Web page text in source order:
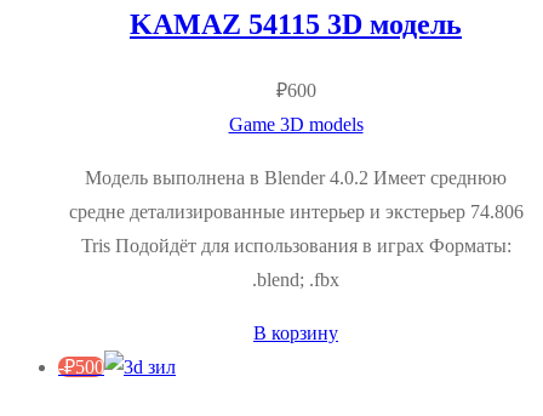
KAMAZ 54115 3D модель
₽600
Game 3D models
Модель выполнена в Blender 4.0.2 Имеет среднюю
средне детализированные интерьер и экстерьер 74.806
Tris Подойдёт для использования в играх Форматы:
.blend; .fbx
В корзину
-₽500